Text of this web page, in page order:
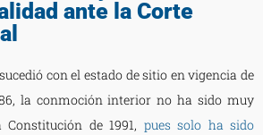
ante la Corte
con el estado de sitio en vigencia de
la conmoción interior no ha sido muy
de 1991, pues solo ha sido